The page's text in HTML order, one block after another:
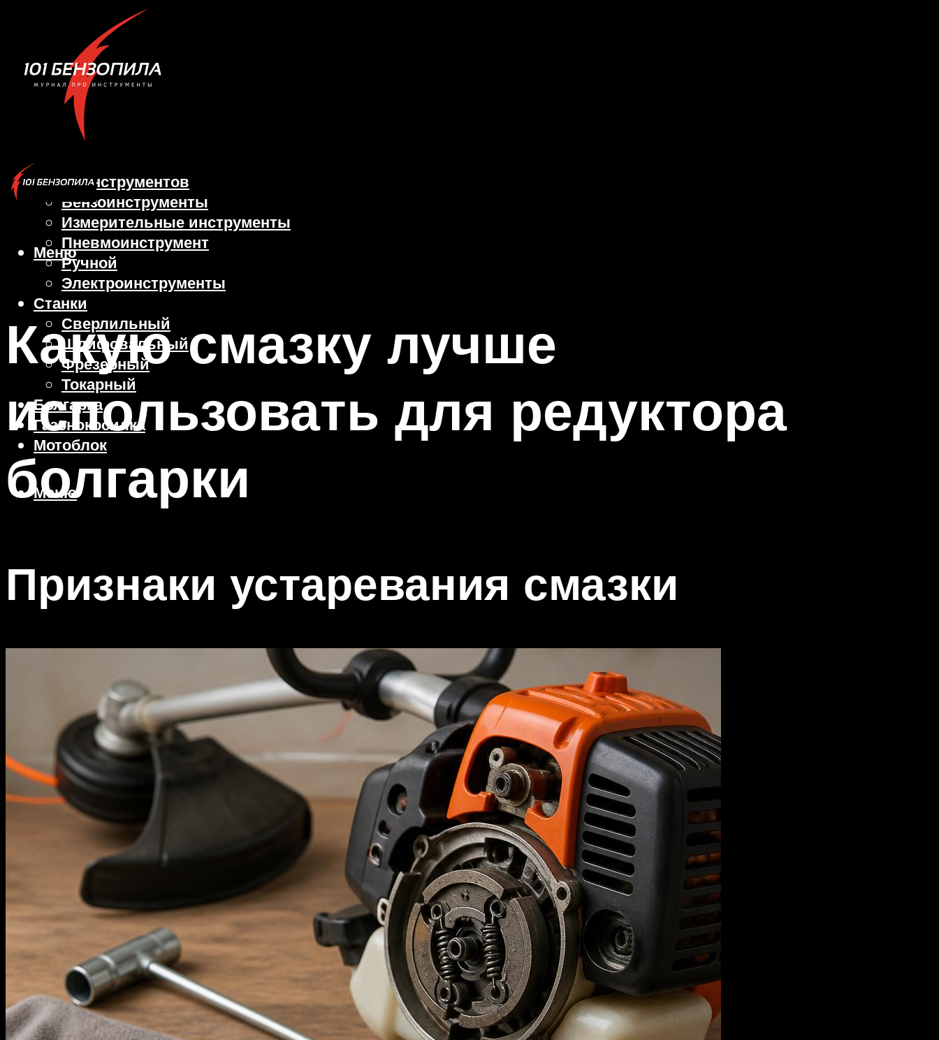
Виды инструментов
Бензоинструменты
Измерительные инструменты
Пневмоинструмент
Ручной
Электроинструменты
Станки
Сверлильный
Шлифовальный
Фрезерный
Токарный
Болгарка
Газонокосилка
Мотоблок
Меню
Меню
Какую смазку лучше
использовать для редуктора
болгарки
Признаки устаревания смазки